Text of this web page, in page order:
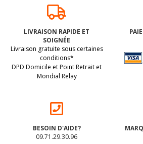
12 mini sucettes en
la CERISE BIO vegan
sans allergènes
Biovita : 50
grammes
(dluo 31/10/2027) BIO.
Sans les 14 allergènes
majeurs
LIVRAISON RAPIDE ET
SOIGNÉE
Livraison gratuite sous certaines
conditions*
DPD Domicile et Point Retrait et
Mondial Relay
BESOIN D'AIDE?
09.71.29.30.96